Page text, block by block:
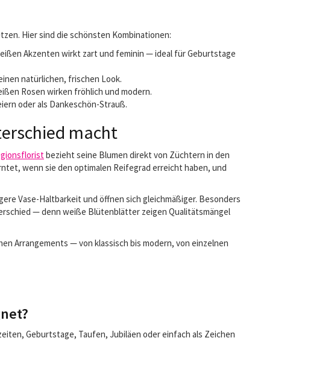
Hier sind die schönsten Kombinationen:
Akzenten wirkt zart und feminin — ideal für Geburtstage
natürlichen, frischen Look.
Rosen wirken fröhlich und modern.
oder als Dankeschön-Strauß.
macht
bezieht seine Blumen direkt von Züchtern in den
wenn sie den optimalen Reifegrad erreicht haben, und
Vase-Haltbarkeit und öffnen sich gleichmäßiger. Besonders
— denn weiße Blütenblätter zeigen Qualitätsmängel
Arrangements — von klassisch bis modern, von einzelnen
Geburtstage, Taufen, Jubiläen oder einfach als Zeichen